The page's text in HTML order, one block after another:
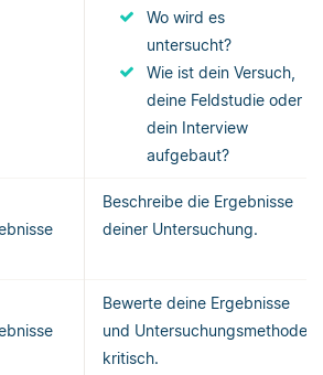
Wo wird es
untersucht?
Wie ist dein Versuch,
deine Feldstudie oder
dein Interview
aufgebaut?
Beschreibe die Ergebnisse
deiner Untersuchung.
Bewerte deine Ergebnisse
und Untersuchungsmethode
kritisch.